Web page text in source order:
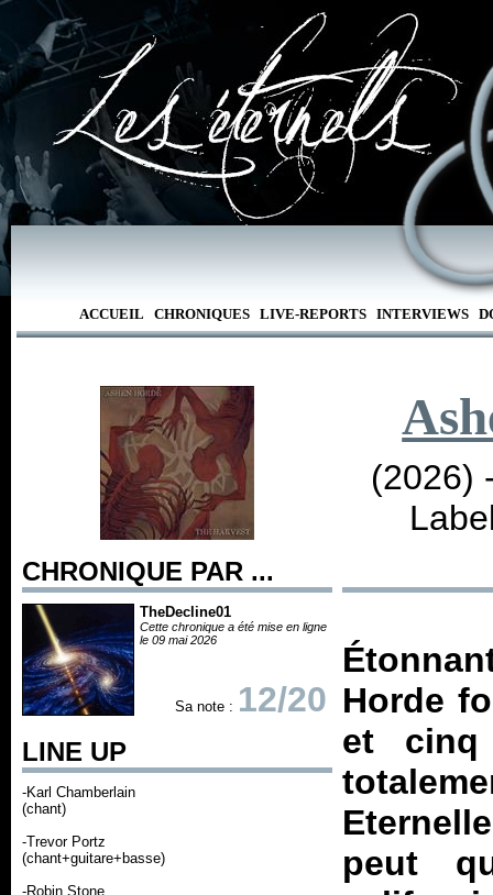
ACCUEIL CHRONIQUES LIVE-REPORTS INTERVIEWS
CHRONIQUE PAR ...
TheDecline01
Cette chronique a été mise en ligne
le 09 mai 2026
Sa note : 12/20
LINE UP
-Karl Chamberlain
(chant)
-Trevor Portz
(chant+guitare+basse)
-Robin Stone
(2026)
Horde
et cinq
peut